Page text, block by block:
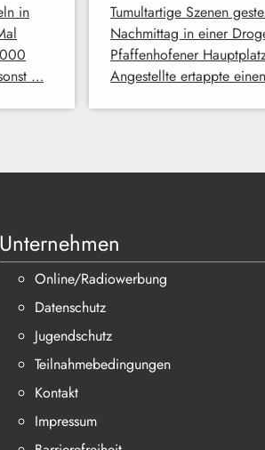
in
…
Tumultartige Szenen
Nachmittag in einer
Pfaffenhofener
Angestellte ertappte
Unternehmen
Online/Radiowerbung
Datenschutz
Jugendschutz
Teilnahmebedingungen
Kontakt
Impressum